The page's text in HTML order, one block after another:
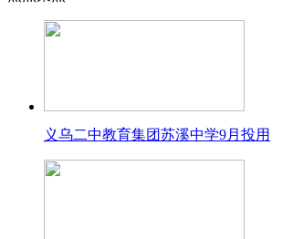
义乌二中教育集团苏溪中学9月投用